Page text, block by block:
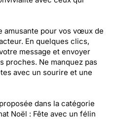
amusante pour vos vœux de
En quelques clics,
message et envoyer
proches. Ne manquez pas
avec un sourire et une
proposée dans la catégorie
Noël : Fête avec un félin